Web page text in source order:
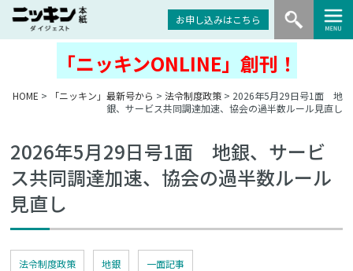
お申し込みはこちら
「ニッキンONLINE」創刊！
HOME > 「ニッキン」最新号から > 法令制度政策> 2026年5月29日号1面 地
銀、サービス共同調達加速、協会の過半数ルール見直し
2026年5月29日号1面 地銀、サービ
ス共同調達加速、協会の過半数ルール
見直し
法令制度政策 地銀 一面記事